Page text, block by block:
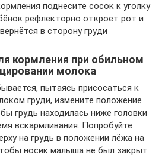
поднесите сосок к уголку
рефлекторно откроет рот и
в сторону груди
кормления при обильном
молока
пытаясь присосаться к
груди, измените положение
грудь находилась ниже головки
вскармливания. Попробуйте
на грудь в положении лёжа на
носик малыша не был закрыт